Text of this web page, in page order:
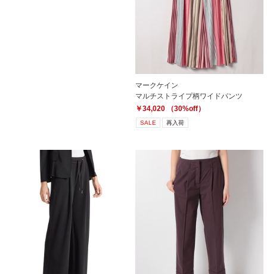
マークケイン
マルチストライプ柄ワイドパンツ
￥34,020 （30%off）
SALE 再入荷